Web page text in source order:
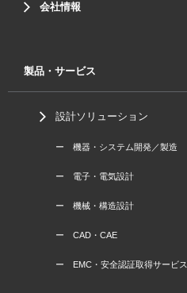
会社情報
製品・サービス
設計ソリューション
ー 機器・システム開発／製造
ー 電子・電気設計
ー 機械・構造設計
ー CAD・CAE
ー EMC・安全認証取得サービス